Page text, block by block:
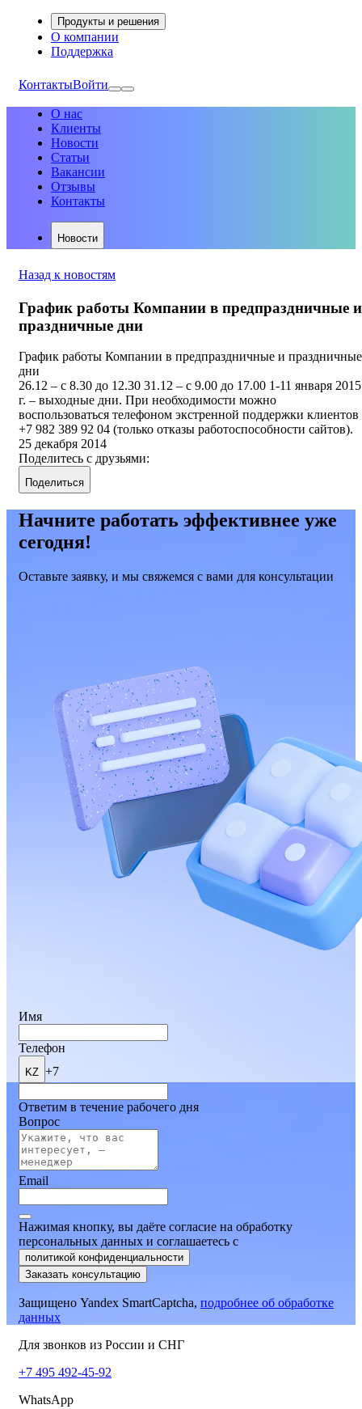
Продукты и решения
О компании
Поддержка
КонтактыВойти
О нас
Клиенты
Новости
Статьи
Вакансии
Отзывы
Контакты
Новости
Назад к новостям
График работы Компании в предпраздничные и
праздничные дни
График работы Компании в предпраздничные и праздничные
дни
26.12 – с 8.30 до 12.30 31.12 – с 9.00 до 17.00 1-11 января 2015
г. – выходные дни. При необходимости можно
воспользоваться телефоном экстренной поддержки клиентов
+7 982 389 92 04 (только отказы работоспособности сайтов).
25 декабря 2014
Поделитесь с друзьями:
Поделиться
Начните работать эффективнее уже
сегодня!
Оставьте заявку, и мы свяжемся с вами для консультации
Имя
Телефон
KZ +7
Ответим в течение рабочего дня
Вопрос
Email
Нажимая кнопку, вы даёте согласие на обработку
персональных данных и соглашаетесь c
политикой конфиденциальности
Заказать консультацию
Защищено Yandex SmartCaptcha, подробнее об обработке
данных
Для звонков из России и СНГ
+7 495 492-45-92
WhatsApp